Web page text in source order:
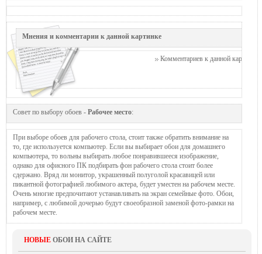
Мнения и комментарии к данной картинке
Комментариев к данной картинке
Совет по выбору обоев - Рабочее место:
При выборе обоев для рабочего стола, стоит также обратить внимание на
то, где используется компьютер. Если вы выбирает обои для домашнего
компьютера, то вольны выбирать любое понравившееся изображение,
однако для офисного ПК подбирать фон рабочего стола стоит более
сдержано. Вряд ли монитор, украшенный полуголой красавицей или
пикантной фотографией любимого актера, будет уместен на рабочем месте.
Очень многие предпочитают устанавливать на экран семейные фото. Обои,
например, с любимой дочерью будут своеобразной заменой фото-рамки на
рабочем месте.
НОВЫЕ ОБОИ НА САЙТЕ